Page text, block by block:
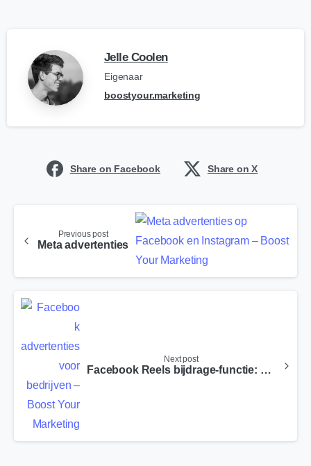
Jelle Coolen
Eigenaar
boostyour.marketing
Share on Facebook Share on X
Previous post
Meta advertenties
Next post
Facebook Reels bijdrage-functie: zo voeg je een bijdrager toe en vergroot je bereik